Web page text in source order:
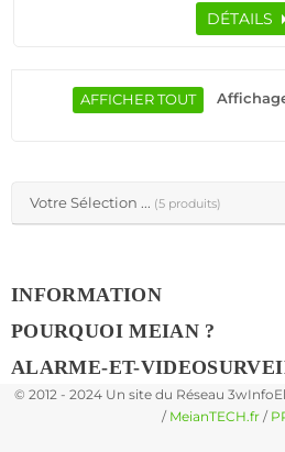
Votre Sélection ... (5 produits)
DÉTAILS
AFFICHER TOUT
INFORMATION
POURQUOI MEIAN ?
ALARME-ET-
© 2012 - 2024 Un site du Réseau
/ MeianTECH.fr /